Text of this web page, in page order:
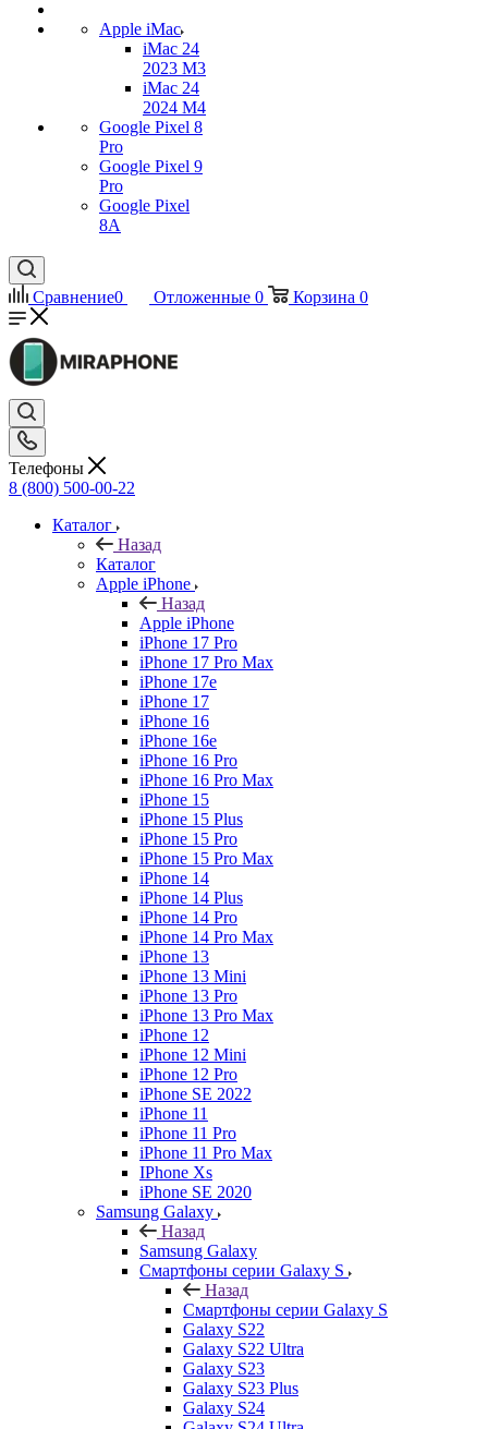
Apple iMac
iMac 24
2023 M3
iMac 24
2024 M4
Google Pixel 8
Pro
Google Pixel 9
Pro
Google Pixel
8A
Сравнение0 Отложенные 0 Корзина 0
Телефоны
8 (800) 500-00-22
Каталог
Назад
Каталог
Apple iPhone
Назад
Apple iPhone
iPhone 17 Pro
iPhone 17 Pro Max
iPhone 17e
iPhone 17
iPhone 16
iPhone 16e
iPhone 16 Pro
iPhone 16 Pro Max
iPhone 15
iPhone 15 Plus
iPhone 15 Pro
iPhone 15 Pro Max
iPhone 14
iPhone 14 Plus
iPhone 14 Pro
iPhone 14 Pro Max
iPhone 13
iPhone 13 Mini
iPhone 13 Pro
iPhone 13 Pro Max
iPhone 12
iPhone 12 Mini
iPhone 12 Pro
iPhone SE 2022
iPhone 11
iPhone 11 Pro
iPhone 11 Pro Max
IPhone Xs
iPhone SE 2020
Samsung Galaxy
Назад
Samsung Galaxy
Смартфоны серии Galaxy S
Назад
Смартфоны серии Galaxy S
Galaxy S22
Galaxy S22 Ultra
Galaxy S23
Galaxy S23 Plus
Galaxy S24